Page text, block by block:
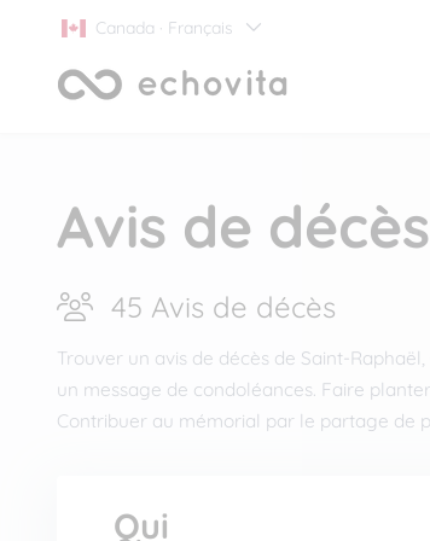
Canada · Français
Avis de
45 Avis de décès
Trouver un avis de décès de Saint-
un message de condoléances. Faire
Contribuer au mémorial par le partage de
Qui